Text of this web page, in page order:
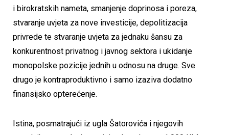
i birokratskih nameta, smanjenje doprinosa i poreza,
stvaranje uvjeta za nove investicije, depolitizacija
privrede te stvaranje uvjeta za jednaku šansu za
konkurentnost privatnog i javnog sektora i ukidanje
monopolske pozicije jednih u odnosu na druge. Sve
drugo je kontraproduktivno i samo izaziva dodatno
finansijsko opterećenje.
Istina, posmatrajući iz ugla Šatorovića i njegovih